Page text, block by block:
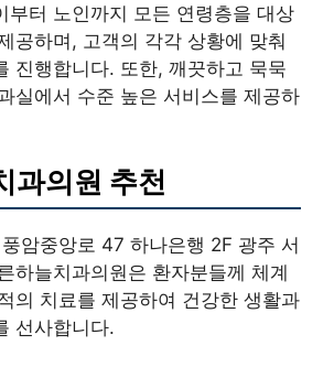
부터 노인까지 모든 연령층을 대상
공하며, 고객의 각각 상황에 맞춰
진행합니다. 또한, 깨끗하고 묵묵
실에서 수준 높은 서비스를 제공하
과의원 추천
암중앙로 47 하나은행 2F 광주 서
하늘치과의원은 환자분들께 체계
의 치료를 제공하여 건강한 생활과
선사합니다.